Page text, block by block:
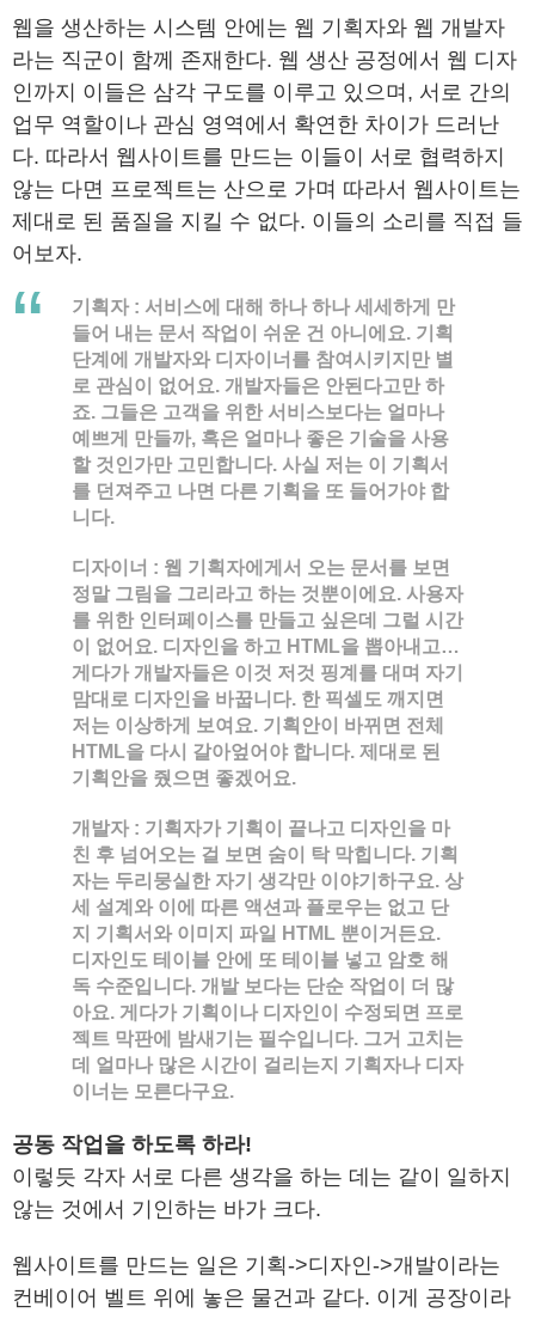
웹을 생산하는 시스템 안에는 웹 기획자와 웹 개발자
라는 직군이 함께 존재한다. 웹 생산 공정에서 웹 디자
인까지 이들은 삼각 구도를 이루고 있으며, 서로 간의
업무 역할이나 관심 영역에서 확연한 차이가 드러난
다. 따라서 웹사이트를 만드는 이들이 서로 협력하지
않는 다면 프로젝트는 산으로 가며 따라서 웹사이트는
제대로 된 품질을 지킬 수 없다. 이들의 소리를 직접 들
어보자.
기획자: 서비스에 대해 하나 하나 세세하게 만
들어 내는 문서 작업이 쉬운 건 아니에요. 기획
단계에 개발자와 디자이너를 참여시키지만 별
로 관심이 없어요. 개발자들은 안된다고만 하
죠. 그들은 고객을 위한 서비스보다는 얼마나
예쁘게 만들까, 혹은 얼마나 좋은 기술을 사용
할 것인가만 고민합니다. 사실 저는 이 기획서
를 던져주고 나면 다른 기획을 또 들어가야 합
니다.
디자이너 : 웹 기획자에게서 오는 문서를 보면
정말 그림을 그리라고 하는 것뿐이에요. 사용자
를 위한 인터페이스를 만들고 싶은데 그럴 시간
이 없어요. 디자인을 하고 HTML을 뽑아내고…
게다가 개발자들은 이것 저것 핑계를 대며 자기
맘대로 디자인을 바꿉니다. 한 픽셀도 깨지면
저는 이상하게 보여요. 기획안이 바뀌면 전체
HTML을 다시 갈아엎어야 합니다. 제대로 된
기획안을 줬으면 좋겠어요.
개발자: 기획자가 기획이 끝나고 디자인을 마
친 후 넘어오는 걸 보면 숨이 탁 막힙니다. 기획
자는 두리뭉실한 자기 생각만 이야기하구요. 상
세 설계와 이에 따른 액션과 플로우는 없고 단
지 기획서와 이미지 파일 HTML 뿐이거든요.
디자인도 테이블 안에 또 테이블 넣고 암호 해
독 수준입니다. 개발 보다는 단순 작업이 더 많
아요. 게다가 기획이나 디자인이 수정되면 프로
젝트 막판에 밤새기는 필수입니다. 그거 고치는
데 얼마나 많은 시간이 걸리는지 기획자나 디자
이너는 모른다구요.
공동 작업을 하도록 하라!
이렇듯 각자 서로 다른 생각을 하는 데는 같이 일하지
않는 것에서 기인하는 바가 크다.
웹사이트를 만드는 일은 기획->디자인->개발이라는
컨베이어 벨트 위에 놓은 물건과 같다. 이게 공장이라